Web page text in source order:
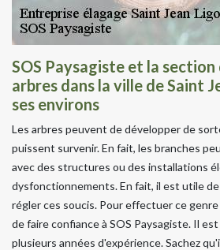
SOS Paysagiste et la section
arbres dans la ville de Saint
ses environs
Les arbres peuvent de développer de
puissent survenir. En fait, les branches
avec des structures ou des installations
dysfonctionnements. En fait, il est utile
régler ces soucis. Pour effectuer ce
de faire confiance à SOS Paysagiste. Il
plusieurs années d'expérience. Sachez